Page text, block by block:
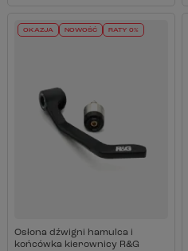
OKAZJA NOWOŚĆ RATY 0%
Osłona dźwigni hamulca i
końcówka kierownicy R&G